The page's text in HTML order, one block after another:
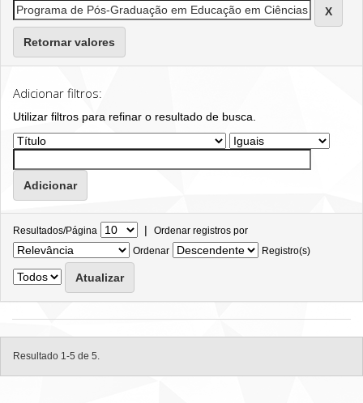
Retornar valores
Adicionar filtros:
Utilizar filtros para refinar o resultado de busca.
Resultados/Página | Ordenar registros por
Ordenar
Registro(s)
Resultado 1-5 de 5.